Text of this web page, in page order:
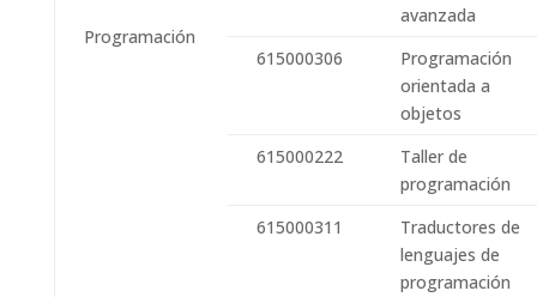
Programación
avanzada
615000306
Programación
orientada a
objetos
615000222
Taller de
programación
615000311
Traductores de
lenguajes de
programación